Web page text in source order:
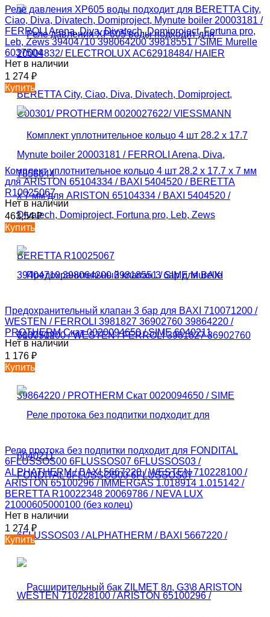
Реле давления XP605 воды подходит для BERETTA City,
Ciao, Diva, Divatech, Domiproject, Mynute boiler 20003181 /
FERROLI Arena, Diva, Divatech, Domiproject, Fortuna pro,
Leb, Zews 39404710 398064200 39818551 / SIME Murelle
6037504
Нет в наличии
1 274 ₽
Купить
Комплект уплотнительное кольцо 4 шт 28.2 х 17.7 x 7 мм
для ARISTON 65104334 / BAXI 5404520 / BERETTA
R10025067
Нет в наличии
463,54₽
Купить
Предохранительный клапан 3 бар для BAXI 710071200 /
WESTEN / FERROLI 3981827 36902760 39864220 /
PROTHERM Скат 0020094650 / SIME 6040211
Нет в наличии
1 176 ₽
Купить
Реле протока без подпитки подходит для FONDITAL
6FLUSSOS00 6FLUSSOS07 6FLUSSOS03 /
ALPHATHERM / BAXI 5667220 / WESTEN 710228100 /
ARISTON 65100296 / IMMERGAS 1.018914 1.015142 /
BERETTA R10022348 20069786 / NEVA LUX
21000605000100 (без колец)
Нет в наличии
1 274 ₽
Купить